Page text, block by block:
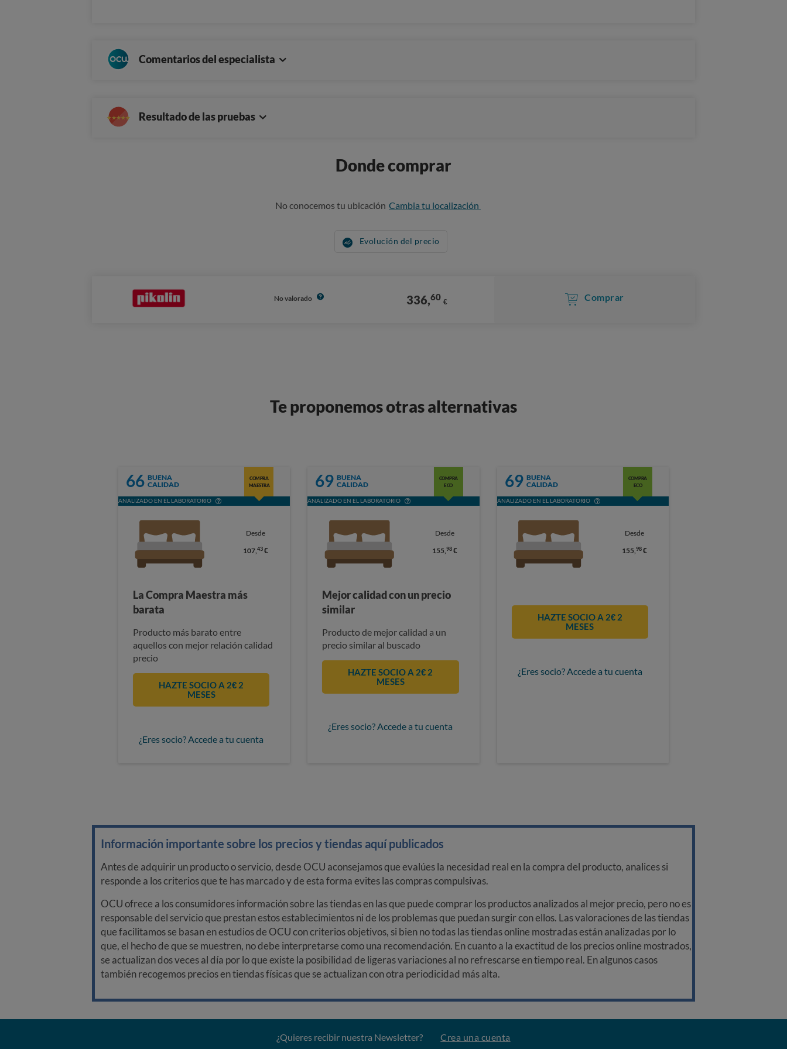
Comentarios del especialista
Resultado de las pruebas
Donde comprar
No conocemos tu ubicación Cambia tu localización
Evolución del precio
No valorado 336,60 € Comprar
Te proponemos otras alternativas
66 BUENA
CALIDAD
COMPRA
MAESTRA
ANALIZADO EN EL LABORATORIO
Desde
107,43€
La Compra Maestra más
barata
Producto más barato entre
aquellos con mejor relación calidad
precio
HAZTE SOCIO A 2€ 2
MESES
¿Eres socio? Accede a tu cuenta
69 BUENA
CALIDAD
COMPRA
ECO
ANALIZADO EN EL LABORATORIO
Desde
155,98 €
Mejor calidad con un precio
similar
Producto de mejor calidad a un
precio similar al buscado
HAZTE SOCIO A 2€ 2
MESES
¿Eres socio? Accede a tu cuenta
69 BUENA
CALIDAD
COMPRA
ECO
ANALIZADO EN EL LABORATORIO
Desde
155,98 €
HAZTE SOCIO A 2€ 2
MESES
¿Eres socio? Accede a tu cuenta
Información importante sobre los precios y tiendas aquí publicados
Antes de adquirir un producto o servicio, desde OCU aconsejamos que evalúes la necesidad real en la compra del producto, analices si
responde a los criterios que te has marcado y de esta forma evites las compras compulsivas.
OCU ofrece a los consumidores información sobre las tiendas en las que puede comprar los productos analizados al mejor precio, pero no es
responsable del servicio que prestan estos establecimientos ni de los problemas que puedan surgir con ellos. Las valoraciones de las tiendas
que facilitamos se basan en estudios de OCU con criterios objetivos, si bien no todas las tiendas online mostradas están analizadas por lo
que, el hecho de que se muestren, no debe interpretarse como una recomendación. En cuanto a la exactitud de los precios online mostrados,
se actualizan dos veces al día por lo que existe la posibilidad de ligeras variaciones al no refrescarse en tiempo real. En algunos casos
también recogemos precios en tiendas físicas que se actualizan con otra periodicidad más alta.
¿Quieres recibir nuestra Newsletter? Crea una cuenta